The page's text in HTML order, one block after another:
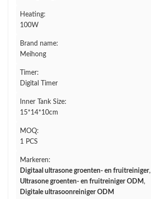
Heating:
100W
Brand name:
Meihong
Timer:
Digital Timer
Inner Tank Size:
15*14*10cm
MOQ:
1 PCS
Markeren:
Digitaal ultrasone groenten- en fruitreiniger,
Ultrasone groenten- en fruitreiniger ODM ,
Digitale ultrasoonreiniger ODM